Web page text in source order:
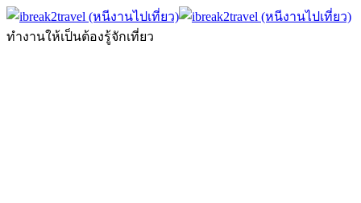
ทำงานให้เป็นต้องรู้จักเที่ยว